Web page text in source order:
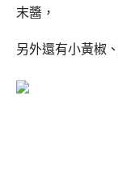
末醬，
另外還有小黃椒